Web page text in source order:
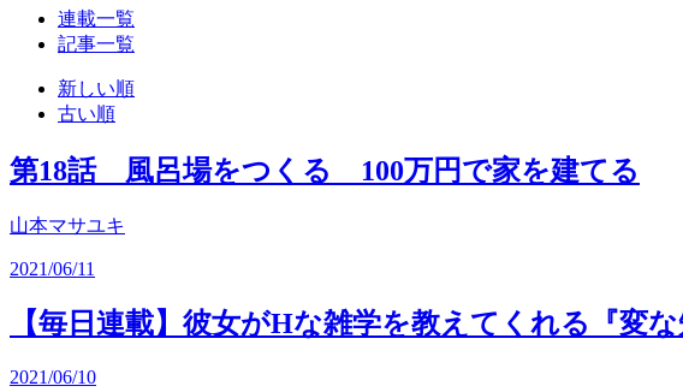
連載一覧
記事一覧
新しい順
古い順
第18話 風呂場をつくる 100万円で家を建てる
山本マサユキ
2021/06/11
【毎日連載】彼女がHな雑学を教えてくれる『変
2021/06/10